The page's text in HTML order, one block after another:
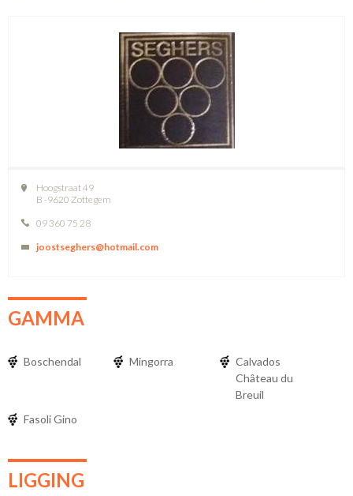
Hoogstraat 49
B -9620 Zottegem
09 360 75 28
joostseghers@hotmail.com
GAMMA
Boschendal Mingorra
Calvados
Château du
Breuil
Fasoli Gino
LIGGING